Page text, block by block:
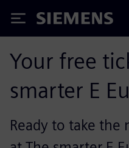
Siemens
Your free
smarter E
Ready to take the